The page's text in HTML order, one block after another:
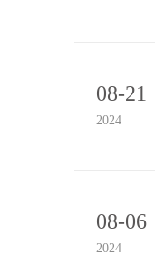
08-21
2024
08-06
2024